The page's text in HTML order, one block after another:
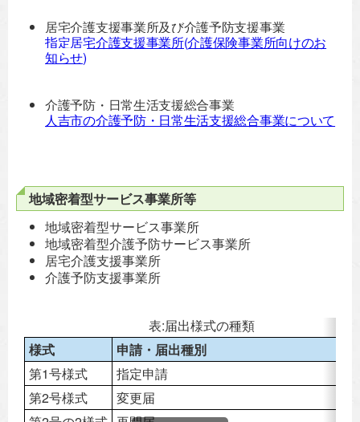
居宅介護支援事業所及び介護予防支援事業
指定居宅介護支援事業所(介護保険事業所向けのお
知らせ)
介護予防・日常生活支援総合事業
人吉市の介護予防・日常生活支援総合事業について
地域密着型サービス事業所等
地域密着型サービス事業所
地域密着型介護予防サービス事業所
居宅介護支援事業所
介護予防支援事業所
表:届出様式の種類
様式
申請・届出種別
第1号様式
指定申請
第2号様式
変更届